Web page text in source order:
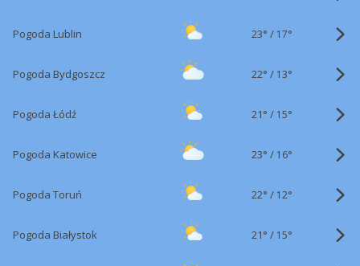
Pogoda Lublin 23° / 17°
Pogoda Bydgoszcz 22° / 13°
Pogoda Łódź 21° / 15°
Pogoda Katowice 23° / 16°
Pogoda Toruń 22° / 12°
Pogoda Białystok 21° / 15°